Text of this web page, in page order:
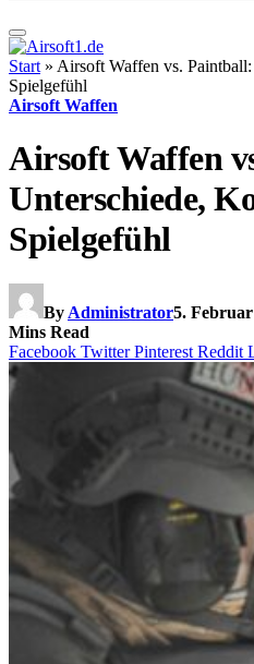
Start » Airsoft Waffen vs.
Spielgefühl
Airsoft Waffen
Airsoft Waffen
Unterschiede,
Spielgefühl
By Administrator5.
Mins Read
Facebook Twitter Pinterest Reddit